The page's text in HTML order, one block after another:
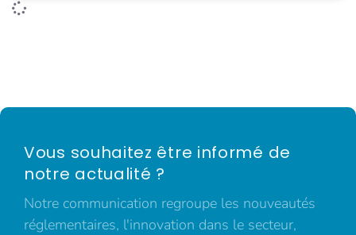
Vous souhaitez être informé de
notre actualité ?
Notre communication regroupe les nouveautés
réglementaires, l'innovation dans le secteur,